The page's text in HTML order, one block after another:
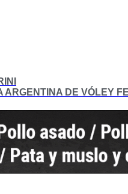
ARGENTINA DE VÓLEY